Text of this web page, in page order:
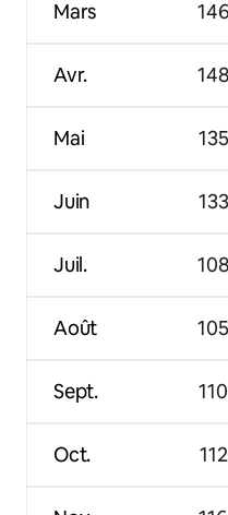
Mars
Avr.
Mai
Juin
Juil.
Août
Sept.
Oct.